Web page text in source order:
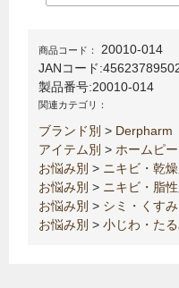
商品コード：
20010-014
JANコード:
製品番号:20010-014
関連カテゴリ：
ブランド別 > Derpharm
アイテム別 > ホームピ
お悩み別 > ニキビ・乾
お悩み別 > ニキビ・脂
お悩み別 > シミ・くすみ
お悩み別 > 小じわ・た